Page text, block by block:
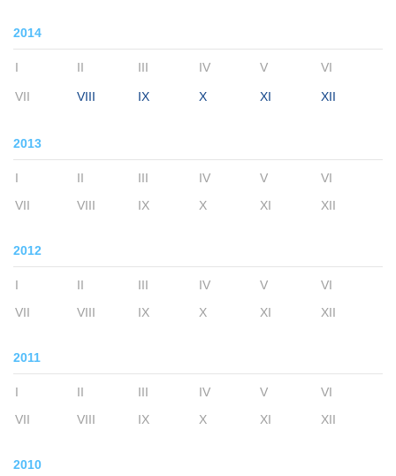
2014
I II III IV V VI
VII VIII IX X XI XII
2013
I II III IV V
VI
VII
VIII IX X XI XII
2012
I II III IV V
VI
VII
VIII IX X XI XII
2011
I II III IV V
VI
VII
VIII IX X XI XII
2010